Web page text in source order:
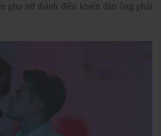
phụ nữ thành điều khiến đàn ông phải